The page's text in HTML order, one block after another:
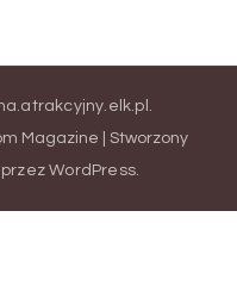
.
Magazine | Stworzony
przezWordPress.